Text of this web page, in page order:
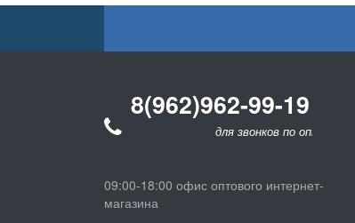
8(962)962-99-19
для звонков по оптовым заказам
09:00-18:00 офис оптового интернет-
магазина